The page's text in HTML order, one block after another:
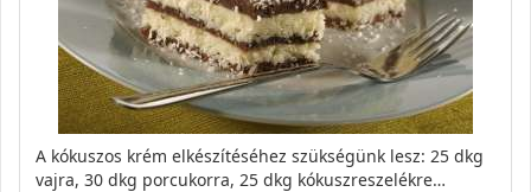
A kókuszos krém elkészítéséhez szükségünk lesz: 25 dkg
vajra, 30 dkg porcukorra, 25 dkg kókuszreszelékre…